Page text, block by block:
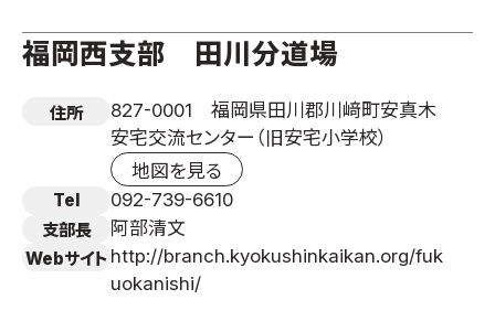
福岡西支部 田川分道場
住所
827-0001 福岡県田川郡川﨑町安真木
安宅交流センター（旧安宅小学校）
地図を見る
Tel 092-739-6610
支部長 阿部清文
Webサイト http://branch.kyokushinkaikan.org/fuk
uokanishi/